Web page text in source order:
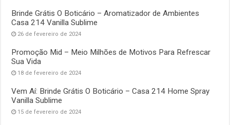
Brinde Grátis O Boticário – Aromatizador de Ambientes
Casa 214 Vanilla Sublime
26 de fevereiro de 2024
Promoção Mid – Meio Milhões de Motivos Para Refrescar
Sua Vida
18 de fevereiro de 2024
Vem Aí: Brinde Grátis O Boticário – Casa 214 Home Spray
Vanilla Sublime
15 de fevereiro de 2024